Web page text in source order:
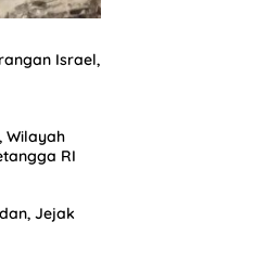
Israel,
Wilayah
RI
Jejak